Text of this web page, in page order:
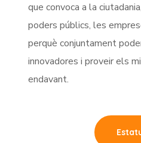
que convoca a la
poders públics, les
perquè conjuntament
innovadores i proveir els
endavant.